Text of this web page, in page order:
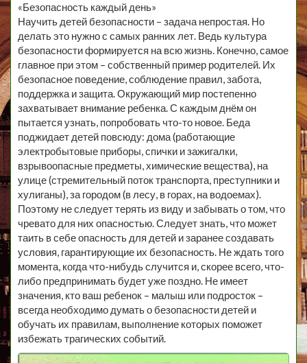
«Безопасность каждый день»
Научить детей безопасности – задача непростая. Но
делать это нужно с самых ранних лет. Ведь культура
безопасности формируется на всю жизнь. Конечно, самое
главное при этом – собственный пример родителей. Их
безопасное поведение, соблюдение правил, забота,
поддержка и защита. Окружающий мир постепенно
захватывает внимание ребенка. С каждым днём он
пытается узнать, попробовать что-то новое. Беда
поджидает детей повсюду: дома (работающие
электробытовые приборы, спички и зажигалки,
взрывоопасные предметы, химические вещества), на
улице (стремительный поток транспорта, преступники и
хулиганы), за городом (в лесу, в горах, на водоемах).
Поэтому не следует терять из виду и забывать о том, что
чревато для них опасностью. Следует знать, что может
таить в себе опасность для детей и заранее создавать
условия, гарантирующие их безопасность. Не ждать того
момента, когда что-нибудь случится и, скорее всего, что-
либо предпринимать будет уже поздно. Не имеет
значения, кто ваш ребенок – малыш или подросток –
всегда необходимо думать о безопасности детей и
обучать их правилам, выполнение которых поможет
избежать трагических событий.